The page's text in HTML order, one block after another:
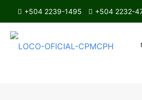
+504 2239-1495 +504 2232-